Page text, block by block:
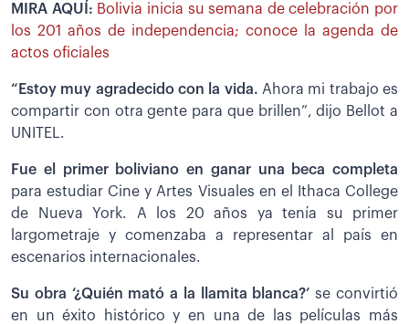
MIRA AQUÍ: Bolivia inicia su semana de celebración por
los 201 años de independencia; conoce la agenda de
actos oficiales
“Estoy muy agradecido con la vida. Ahora mi trabajo es
compartir con otra gente para que brillen”, dijo Bellot a
UNITEL.
Fue el primer boliviano en ganar una beca completa
para estudiar Cine y Artes Visuales en el Ithaca College
de Nueva York. A los 20 años ya tenía su primer
largometraje y comenzaba a representar al país en
escenarios internacionales.
Su obra ‘¿Quién mató a la llamita blanca?’se convirtió
en un éxito histórico y en una de las películas más